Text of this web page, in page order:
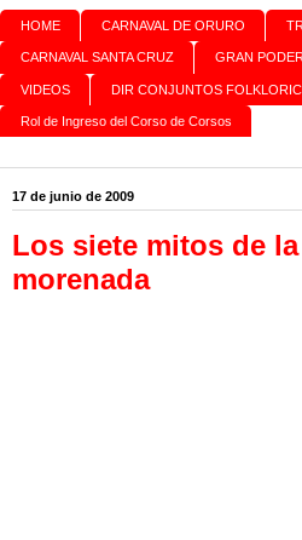
HOME CARNAVAL DE ORURO
CARNAVAL SANTA CRUZ GRAN
VIDEOS DIR CONJUNTOS
Rol de Ingreso del Corso de Corsos
17 de junio de 2009
Los siete mitos de
morenada